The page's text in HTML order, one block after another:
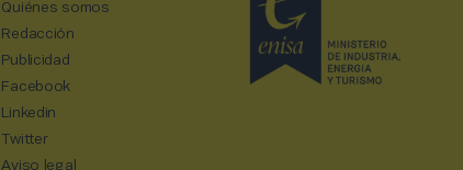
Quiénes somos
Redacción
Publicidad
Facebook
Linkedin
Twitter
Aviso legal